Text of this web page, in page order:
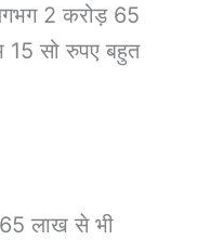
2 करोड़ 65
सो रुपए बहुत
लाख से भी